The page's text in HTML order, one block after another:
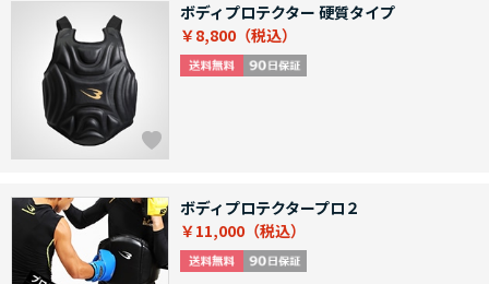
ボディプロテクター 硬質タイプ
￥8,800
ボディプロテクタープロ２
￥11,000